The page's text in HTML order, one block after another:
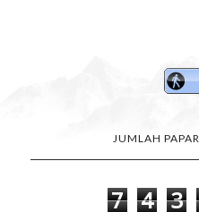
JUMLAH
7 4 3